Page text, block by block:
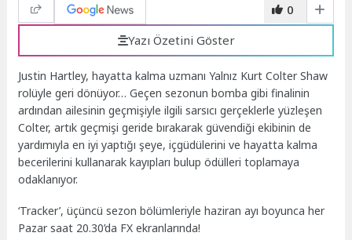
0
Yazı Özetini Göster
Justin Hartley, hayatta kalma uzmanı Yalnız Kurt Colter Shaw
rolüyle geri dönüyor… Geçen sezonun bomba gibi finalinin
ardından ailesinin geçmişiyle ilgili sarsıcı gerçeklerle yüzleşen
Colter, artık geçmişi geride bırakarak güvendiği ekibinin de
yardımıyla en iyi yaptığı şeye, içgüdülerini ve hayatta kalma
becerilerini kullanarak kayıpları bulup ödülleri toplamaya
odaklanıyor.
‘Tracker’, üçüncü sezon bölümleriyle haziran ayı boyunca her
Pazar saat 20.30’da FX ekranlarında!